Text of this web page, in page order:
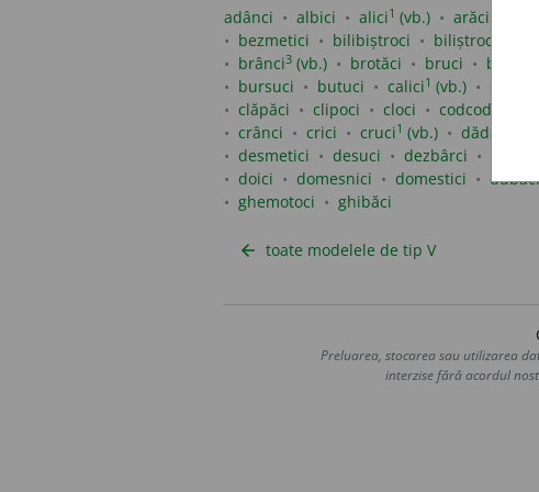
adânci albici alici1 (vb.) arăci
bezmetici
bilibiștroci biliștroci
brânci3 (vb.) brotăci bruci buci
bursuci
butuci calici1 (vb.) căpăci
clăpăci
clipoci cloci codcodăci
crânci
crici cruci1 (vb.) dădăci
desmetici
desuci dezbârci
doici
domesnici domestici dubăci
ghemotoci
ghibăci
arrow_back toate modelele de tip V
Preluarea, stocarea sau utilizarea
interzise fără acordul